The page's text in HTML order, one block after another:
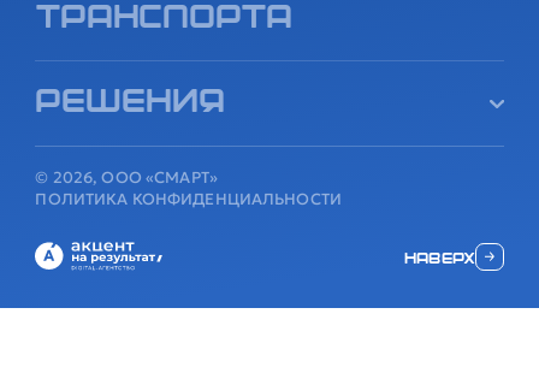
транспорта
Решения
наверх
© 2026, ООО «СМАРТ»
ПОЛИТИКА КОНФИДЕНЦИАЛЬНОСТИ